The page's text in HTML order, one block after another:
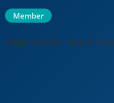
Member
Please Update: Type of